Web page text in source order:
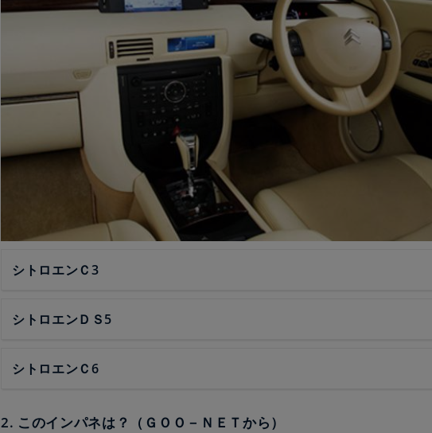
シトロエンＣ3
シトロエンＤＳ5
シトロエンＣ6
2. このインパネは？（ＧＯＯ－ＮＥＴから）